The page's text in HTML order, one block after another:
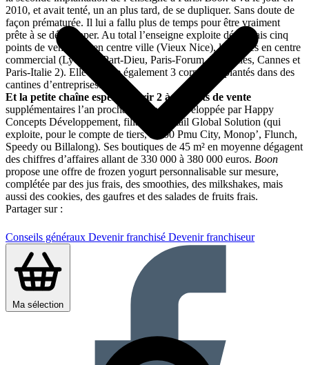
Conseils généraux Devenir franchisé Devenir franchiseur
Ma sélection
2010, et avait tenté, un an plus tard, de se dupliquer. Sans doute de
façon prématurée. Il lui a fallu plus de temps pour être vraiment
prête à se développer. Au total l’enseigne exploite désormais cinq
points de vente : un en centre ville (Vieux Nice), les autres en centre
commercial (Lyon-La Part-Dieu, Paris-Forum des Halles, Cannes et
Paris-Italie 2). Elle compte également 3 corners implantés dans des
cantines d’entreprises.
Et la petite chaîne espère ouvrir 2 à 3 points de vente
supplémentaires l’an prochain. Elle est développée par Happy
Concepts Développement, filiale de Retail Global Solution (qui
exploite, pour le compte de tiers, 2 500 Pmu City, Monop’, Flunch,
Speedy ou Billalong). Ses boutiques de 45 m² en moyenne dégagent
des chiffres d’affaires allant de 330 000 à 380 000 euros. Boon
propose une offre de frozen yogurt personnalisable sur mesure,
complétée par des jus frais, des smoothies, des milkshakes, mais
aussi des cookies, des gaufres et des salades de fruits frais.
Partager sur :